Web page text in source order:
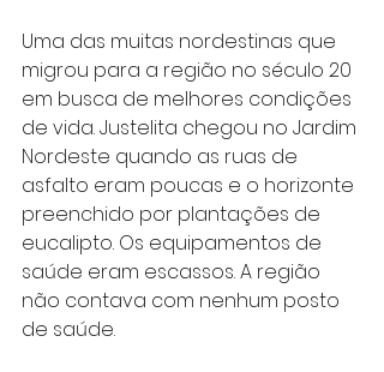
Uma das muitas nordestinas que
migrou para a região no século 20
em busca de melhores condições
de vida. Justelita chegou no Jardim
Nordeste quando as ruas de
asfalto eram poucas e o horizonte
preenchido por plantações de
eucalipto. Os equipamentos de
saúde eram escassos. A região
não contava com nenhum posto
de saúde.